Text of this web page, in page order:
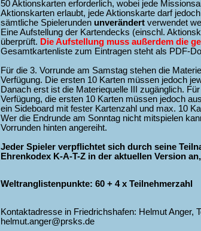
50 Aktionskarten erforderlich, wobei jede
Aktionskarten erlaubt, jede Aktionskarte darf
sämtliche Spielerunden unverändert verwendet
Eine Aufstellung der Kartendecks (einschl.
überprüft. Die Aufstellung muss außerdem die
Gesamtkartenliste zum Eintragen steht als PDF-
Für die 3. Vorrunde am Samstag stehen die
Verfügung. Die ersten 10 Karten müssen jedoch
Danach erst ist die Materiequelle III zugänglich.
Verfügung, die ersten 10 Karten müssen jedoch
ein Sideboard mit fester Kartenzahl und max. 10
Wer die Endrunde am Sonntag nicht mitspielen
Vorrunden hinten angereiht.
Jeder Spieler verpflichtet sich durch seine
Ehrenkodex K-A-T-Z in der aktuellen Version
Weltranglistenpunkte: 60 + 4 x Teilnehmerzahl
Kontaktadresse in Friedrichshafen: Helmut Anger,
helmut.anger@prsks.de